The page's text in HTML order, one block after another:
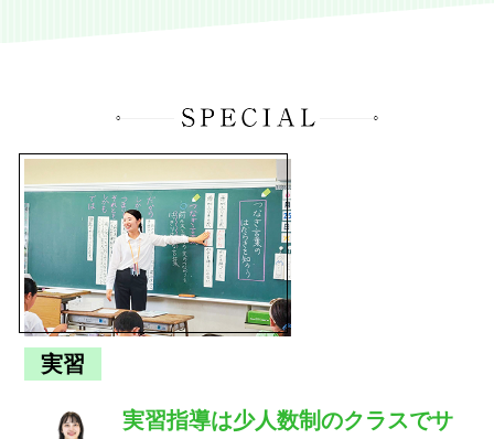
実習
実習指導は少人数制のクラスでサ